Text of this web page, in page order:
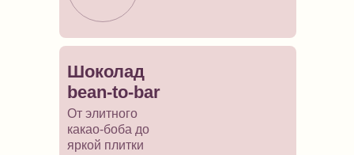
Шоколад
bean-to-bar
От элитного
какао-боба до
яркой плитки